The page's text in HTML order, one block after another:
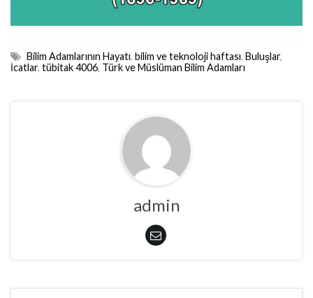
Bilim Adamlarının Hayatı, bilim ve teknoloji haftası, Buluşlar,
İcatlar, tübitak 4006, Türk ve Müslüman Bilim Adamları
admin